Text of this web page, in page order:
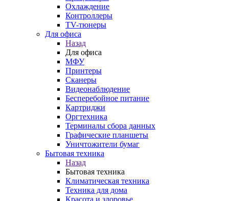
Охлаждение
Контроллеры
TV-тюнеры
Для офиса
Назад
Для офиса
МФУ
Принтеры
Сканеры
Видеонаблюдение
Бесперебойное питание
Картриджи
Оргтехника
Терминалы сбора данных
Графические планшеты
Уничтожители бумаг
Бытовая техника
Назад
Бытовая техника
Климатическая техника
Техника для дома
Красота и здоровье